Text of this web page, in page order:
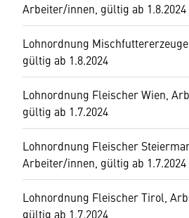
Arbeiter/innen, gültig ab 1.8.2024
Lohnordnung
gültig ab 1.8.2024
Lohnordnung Fleischer Wien,
gültig ab 1.7.2024
Lohnordnung Fleischer
Arbeiter/innen, gültig ab 1.7.2024
Lohnordnung Fleischer Tirol,
gültig ab 1.7.2024